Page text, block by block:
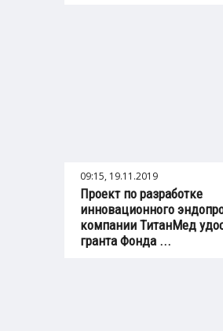
09:15, 19.11.2019
Проект по разработке
инновационного
компании ТитанМед
гранта Фонда ...